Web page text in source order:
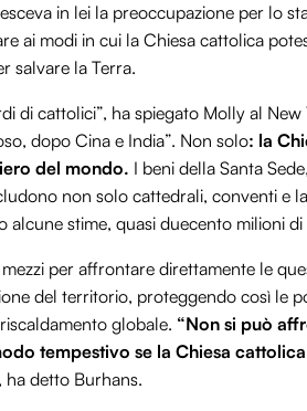
in lei la preoccupazione per lo
ai modi in cui la Chiesa cattolica
salvare la Terra.
di cattolici”, ha spiegato Molly al
dopo Cina e India”. Non solo: la
del mondo. I beni della Santa
non solo cattedrali, conventi e
alcune stime, quasi duecento milioni
mezzi per affrontare direttamente le
del territorio, proteggendo così le
globale. “Non si può
tempestivo se la Chiesa
ha detto Burhans.